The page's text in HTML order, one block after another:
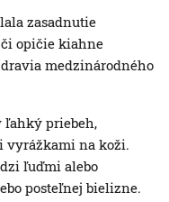
zasadnutie
opičie kiahne
medzinárodného
ľahký priebeh,
vyrážkami na koži.
ľuďmi alebo
posteľnej bielizne.